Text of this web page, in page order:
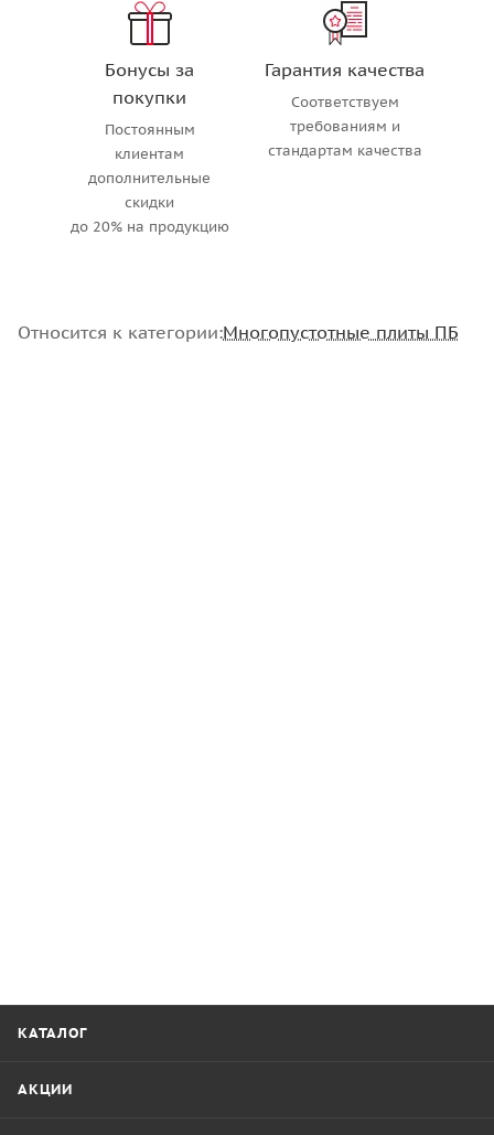
Бонусы за
покупки
Постоянным
клиентам
дополнительные
скидки
до 20% на продукцию
Гарантия качества
Соответствуем
требованиям и
стандартам качества
Относится к категории:Многопустотные плиты ПБ
КАТАЛОГ
АКЦИИ